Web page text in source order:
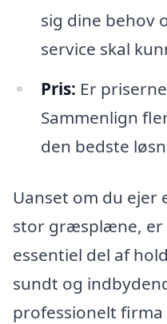
sig dine behov
service skal
Pris: Er
Sammenlign
den bedste
Uanset om du ejer
stor græsplæne, er
essentiel del af
sundt og
professionelt